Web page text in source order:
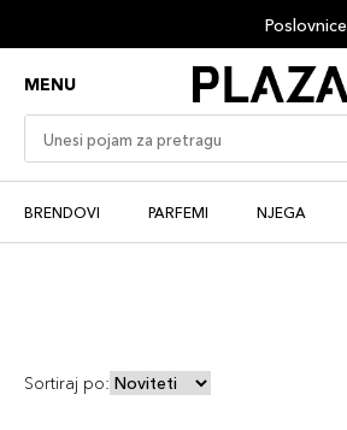
Poslovnice
MENU
BRENDOVI PARFEMI NJEGA
Sortiraj po: